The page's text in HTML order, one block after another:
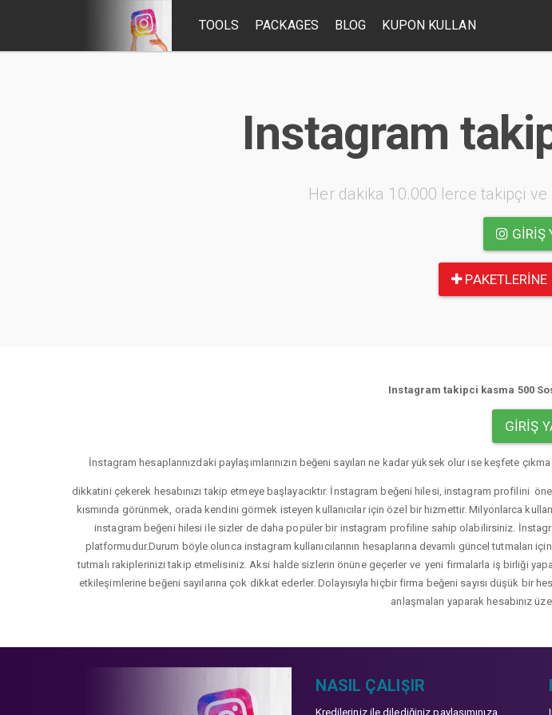
TOOLS PACKAGES BLOG KUPON KULLAN
Instagram
Her dakika 10.000 lerce takipçi ve
GIRIŞ
Instagram takipci kasma 500
GIRIŞ
İnstagram hesaplarınızdaki paylaşımlarınızın beğeni sayıları ne kadar yüksek olur ise keşfete
dikkatini çekerek hesabınızı takip etmeye başlayacıktır. İnstagram beğeni hilesi, instagram profilini
kısmında görünmek, orada kendini görmek isteyen kullanıcılar için özel bir hizmettir. Milyonlarca
instagram beğeni hilesi ile sizler de daha popüler bir instagram profiline sahip olabilirsiniz.
platformudur.Durum böyle olunca instagram kullanıcılarının hesaplarına devamlı güncel tutmaları
tutmalı rakiplerinizi takip etmelisiniz. Aksi halde sizlerin önüne geçerler ve yeni firmalarla iş birliği
etkileşimlerine beğeni sayılarına çok dikkat ederler. Dolayısıyla hiçbir firma beğeni sayısı düşük bir
anlaşmaları yaparak hesabınız
NASIL ÇALIŞIR
Kredileriniz ile dilediğiniz paylaşımınıza